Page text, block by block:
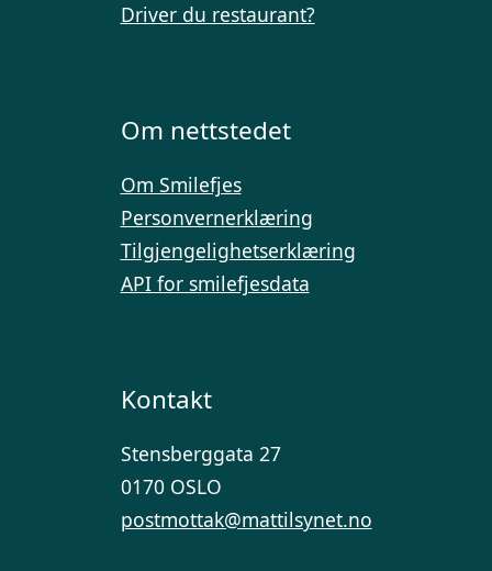
Driver du restaurant?
Om nettstedet
Om Smilefjes
Personvernerklæring
Tilgjengelighetserklæring
API for smilefjesdata
Kontakt
Stensberggata 27
0170 OSLO
postmottak@mattilsynet.no